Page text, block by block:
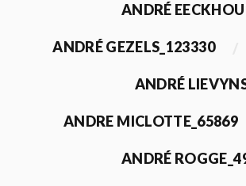
ANDRÉ
ANDRÉ GEZELS_123330
ANDRÉ
ANDRE MICLOTTE_65869
ANDRÉ